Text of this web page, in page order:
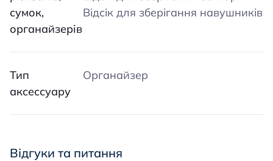
сумок,
органайзерів
Відсік для зберігання навушників
Тип
аксессуару
Органайзер
Відгуки та питання